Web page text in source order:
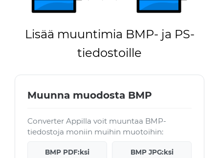
Lisää muuntimia BMP- ja PS-
tiedostoille
Muunna muodosta BMP
Converter Appilla voit muuntaa BMP-
tiedostoja moniin muihin muotoihin:
BMP PDF:ksi BMP JPG:ksi